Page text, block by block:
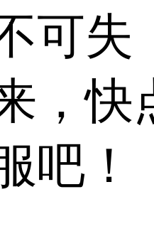
可失
，快
吧！